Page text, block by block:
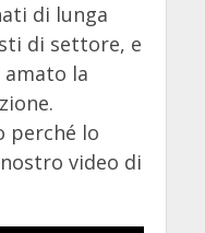
di lunga
di settore, e
amato la
perché lo
video di